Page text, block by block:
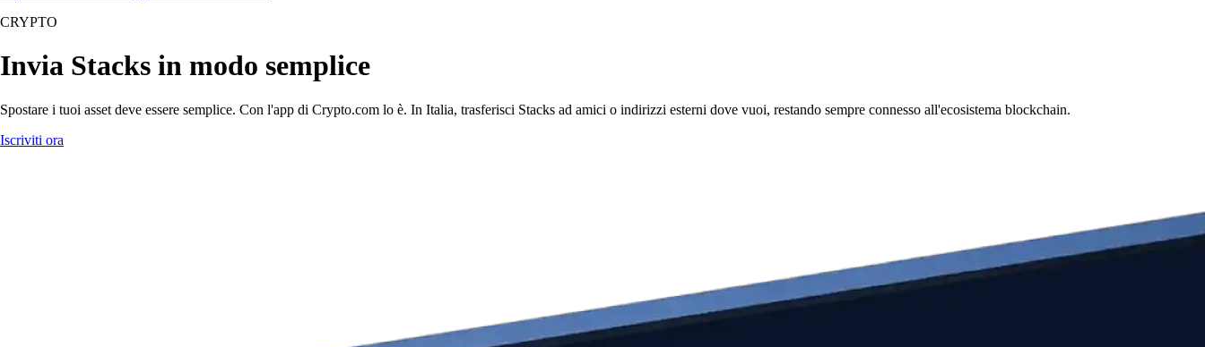
CRYPTO
Invia Stacks in modo semplice
Spostare i tuoi asset deve essere semplice. Con l'app di Crypto.com lo è. In Italia, trasferisci Stacks ad amici o indirizzi esterni dove vuoi, restando sempre connesso all'ecosistema blockchain.
Iscriviti ora